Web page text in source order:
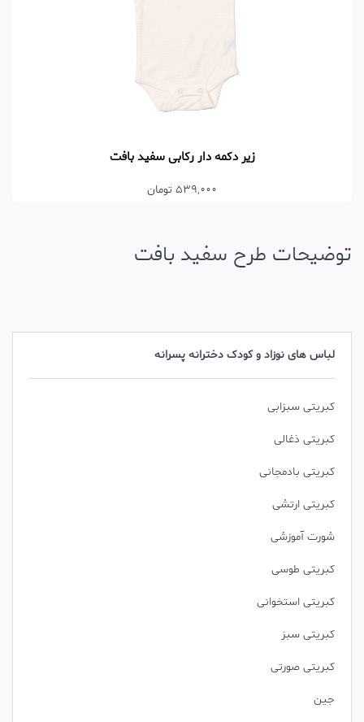
لباس های نوزاد و کودک دخترانه پسرانه
کبریتی سبزابی
کبریتی ذغالی
کبریتی بادمجانی
کبریتی ارتشی
شورت آموزشی
کبریتی طوسی
کبریتی استخوانی
کبریتی سبز
کبریتی صورتی
جین
زیر دکمه دار رکابی سفید بافت
539,000 تومان
توضیحات طرح سفید بافت